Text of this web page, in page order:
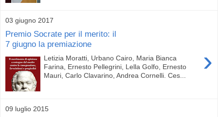
03 giugno 2017
Premio Socrate per il merito: il
7 giugno la premiazione
›
Letizia Moratti, Urbano Cairo, Maria Bianca
Farina, Ernesto Pellegrini, Lella Golfo, Ernesto
Mauri, Carlo Clavarino, Andrea Cornelli. Ces...
09 luglio 2015